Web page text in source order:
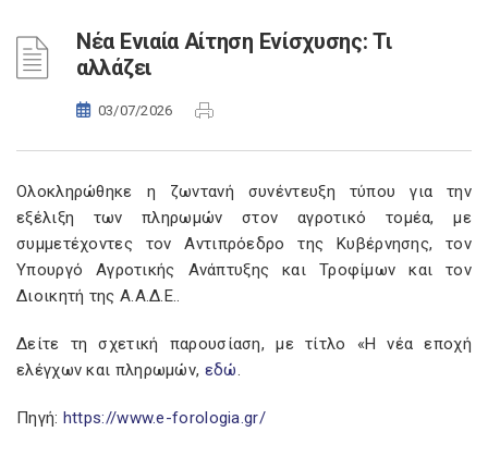
Νέα Ενιαία Αίτηση Ενίσχυσης: Τι
αλλάζει
03/07/2026
Ολοκληρώθηκε η ζωντανή συνέντευξη τύπου για την
εξέλιξη των πληρωμών στον αγροτικό τομέα, με
συμμετέχοντες τον Αντιπρόεδρο της Κυβέρνησης, τον
Υπουργό Αγροτικής Ανάπτυξης και Τροφίμων και τον
Διοικητή της Α.Α.Δ.Ε..
Δείτε τη σχετική παρουσίαση, με τίτλο «Η νέα εποχή
ελέγχων και πληρωμών, εδώ.
Πηγή: https://www.e-forologia.gr/